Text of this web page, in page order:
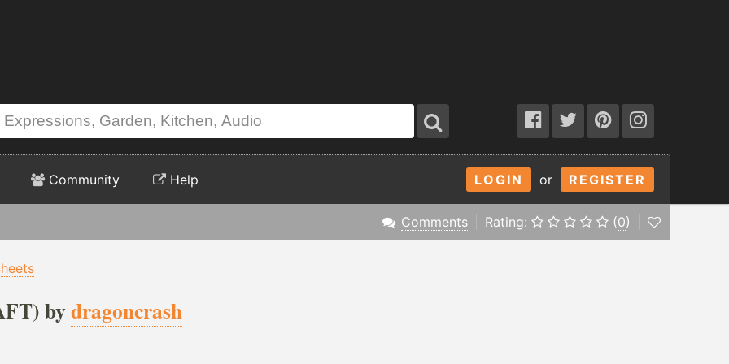
LOGIN or REGISTER
Community Help
Comments Rating: (0)
bydragoncrash